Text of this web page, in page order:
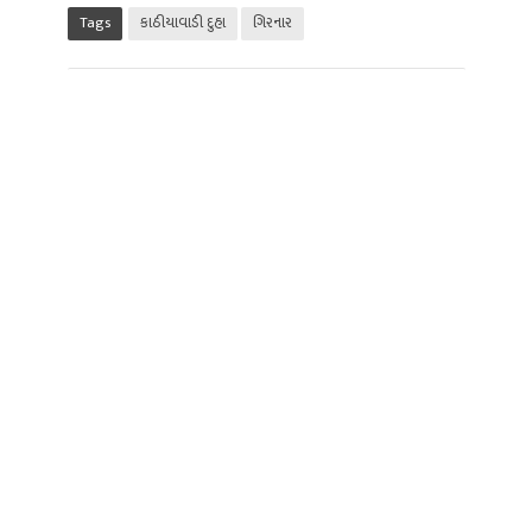
Tags કાઠીયાવાડી દુહા ગિરનાર